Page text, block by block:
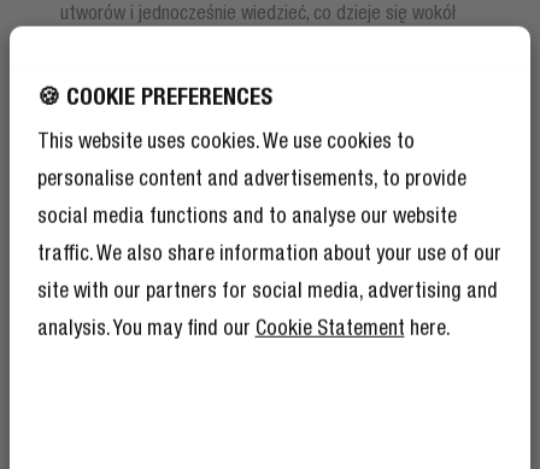
🍪 COOKIE PREFERENCES
This website uses cookies. We use cookies to
personalise content and advertisements, to provide
social media functions and to analyse our website
traffic. We also share information about your use of our
site with our partners for social media, advertising and
analysis. You may find our Cookie Statement here.
utworów i jednocześnie wiedzieć, co dzieje się wokół
komunikaty w tramwaju, autobusie lub metrze. Docenisz
go już po pierwszej podróży komunikacją miejską.